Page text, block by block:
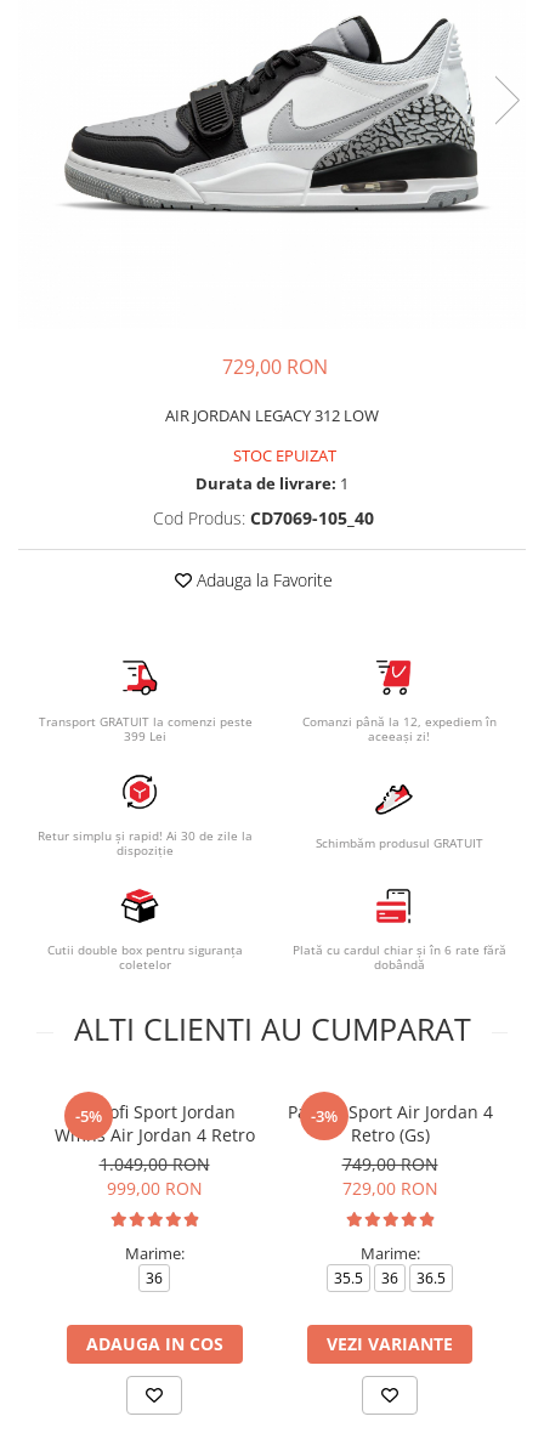
Geci si veste copii
Pantaloni scurti Copii
Accesorii
Ingrijire incaltaminte
729,00 RON
AIR JORDAN LEGACY 312 LOW
STOC EPUIZAT
Durata de livrare: 1
Cod Produs: CD7069-105_40
Adauga la Favorite
Transport GRATUIT la comenzi peste
399 Lei
Comanzi până la 12, expediem în
aceeași zi!
Retur simplu și rapid! Ai 30 de zile la
dispoziție
Schimbăm produsul GRATUIT
Cutii double box pentru siguranța
coletelor
Plată cu cardul chiar și în 6 rate fără
dobândă
ALTI CLIENTI AU CUMPARAT
-5%
Pantofi Sport Jordan
Wmns Air Jordan 4 Retro
1.049,00 RON
999,00 RON
Marime:
36
ADAUGA IN COS
-3%
Pantofi Sport Air Jordan 4
Retro (Gs)
749,00 RON
729,00 RON
Marime:
35.5 36 36.5
VEZI VARIANTE